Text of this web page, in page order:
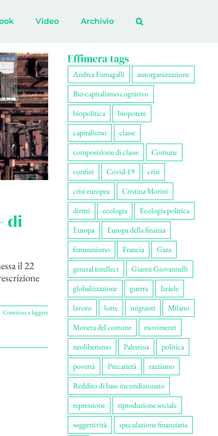
Video Archivio
di
il 22
Continua a leggere
Effimera tags
Andrea Fumagalli
autorganizzazione
Bio-capitalismo cognitivo
biopolitica
biopotere
capitalismo
classe
composizione di classe
Comune
confini
Covid-19
crisi
crisi europea
Cristina Morini
diritti
ecologia
Ecologia politica
Europa
Europa della finanza
femminismo
Francia
Gaza
general intellect
Gianni Giovannelli
globalizzazione
guerra
Israele
lavoro
lotte migranti
Milano
Moneta del comune
movimenti
neoliberismo
Palestina
politica
povertà
Precarietà
razzismo
Reddito di base incondizionato
repressione
riproduzione sociale
soggettività
speculazione finanziaria